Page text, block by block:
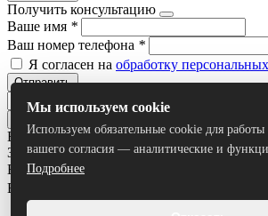
Получить консультацию
Ваше имя *
Ваш номер телефона *
Я согласен на обработку
Отправить
Все результаты
Задать вопрос
Ваше имя*
Ваш номер телефона
Мы используем cookie
Используем обязательные cookie для работы
вашего согласия — аналитические и
Подробнее